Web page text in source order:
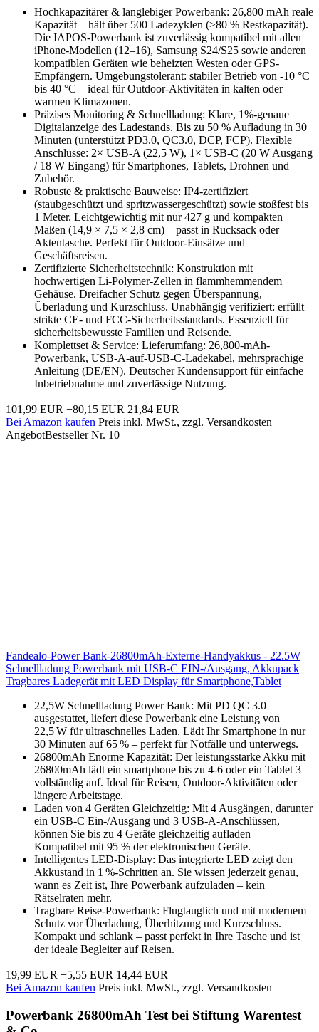
Hochkapazitärer & langlebiger Powerbank: 26,800 mAh reale
Kapazität – hält über 500 Ladezyklen (≥80 % Restkapazität).
Die IAPOS-Powerbank ist zuverlässig kompatibel mit allen
iPhone-Modellen (12–16), Samsung S24/S25 sowie anderen
kompatiblen Geräten wie beheizten Westen oder GPS-
Empfängern. Umgebungstolerant: stabiler Betrieb von -10 °C
bis 40 °C – ideal für Outdoor-Aktivitäten in kalten oder
warmen Klimazonen.
Präzises Monitoring & Schnellladung: Klare, 1%-genaue
Digitalanzeige des Ladestands. Bis zu 50 % Aufladung in 30
Minuten (unterstützt PD3.0, QC3.0, DCP, FCP). Flexible
Anschlüsse: 2× USB-A (22,5 W), 1× USB-C (20 W Ausgang
/ 18 W Eingang) für Smartphones, Tablets, Drohnen und
Zubehör.
Robuste & praktische Bauweise: IP4-zertifiziert
(staubgeschützt und spritzwassergeschützt) sowie stoßfest bis
1 Meter. Leichtgewichtig mit nur 427 g und kompakten
Maßen (14,9 × 7,5 × 2,8 cm) – passt in Rucksack oder
Aktentasche. Perfekt für Outdoor-Einsätze und
Geschäftsreisen.
Zertifizierte Sicherheitstechnik: Konstruktion mit
hochwertigen Li-Polymer-Zellen in flammhemmendem
Gehäuse. Dreifacher Schutz gegen Überspannung,
Überladung und Kurzschluss. Unabhängig verifiziert: erfüllt
strikte CE- und FCC-Sicherheitsstandards. Essenziell für
sicherheitsbewusste Familien und Reisende.
Komplettset & Service: Lieferumfang: 26,800-mAh-
Powerbank, USB-A-auf-USB-C-Ladekabel, mehrsprachige
Anleitung (DE/EN). Deutscher Kundensupport für einfache
Inbetriebnahme und zuverlässige Nutzung.
101,99 EUR −80,15 EUR 21,84 EUR
Bei Amazon kaufen Preis inkl. MwSt., zzgl. Versandkosten
AngebotBestseller Nr. 10
Fandealo-Power Bank-26800mAh-Externe-Handyakkus - 22.5W
Schnellladung Powerbank mit USB-C EIN-/Ausgang, Akkupack
Tragbares Ladegerät mit LED Display für Smartphone,Tablet
22,5W Schnellladung Power Bank: Mit PD QC 3.0
ausgestattet, liefert diese Powerbank eine Leistung von
22,5 W für ultraschnelles Laden. Lädt Ihr Smartphone in nur
30 Minuten auf 65 % – perfekt für Notfälle und unterwegs.
26800mAh Enorme Kapazität: Der leistungsstarke Akku mit
26800mAh lädt ein smartphone bis zu 4-6 oder ein Tablet 3
vollständig auf. Ideal für Reisen, Outdoor-Aktivitäten oder
längere Arbeitstage.
Laden von 4 Geräten Gleichzeitig: Mit 4 Ausgängen, darunter
ein USB-C Ein-/Ausgang und 3 USB-A-Anschlüssen,
können Sie bis zu 4 Geräte gleichzeitig aufladen –
Kompatibel mit 95 % der elektronischen Geräte.
Intelligentes LED-Display: Das integrierte LED zeigt den
Akkustand in 1 %-Schritten an. Sie wissen jederzeit genau,
wann es Zeit ist, Ihre Powerbank aufzuladen – kein
Rätselraten mehr.
Tragbare Reise-Powerbank: Flugtauglich und mit modernem
Schutz vor Überladung, Überhitzung und Kurzschluss.
Kompakt und schlank – passt perfekt in Ihre Tasche und ist
der ideale Begleiter auf Reisen.
19,99 EUR −5,55 EUR 14,44 EUR
Bei Amazon kaufen Preis inkl. MwSt., zzgl. Versandkosten
Powerbank 26800mAh Test bei Stiftung Warentest